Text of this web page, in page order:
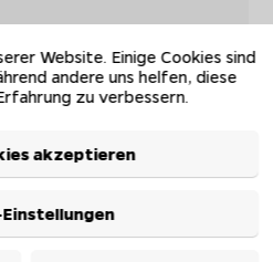
Website. Einige Cookies sind
andere uns helfen, diese
zu verbessern.
akzeptieren